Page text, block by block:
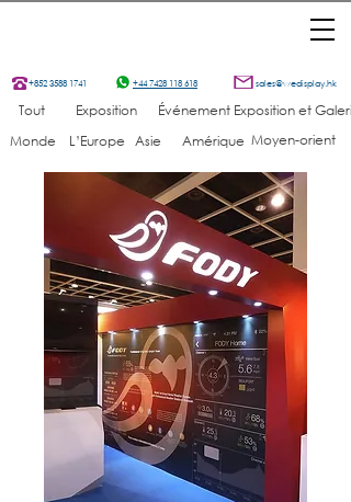
+852 3588 1741 sales@wedisplay.hk
+44 7428 118 618
Tout Exposition Événement Exposition et Galerie
Monde
L’Europe Asie Amérique Moyen-orient